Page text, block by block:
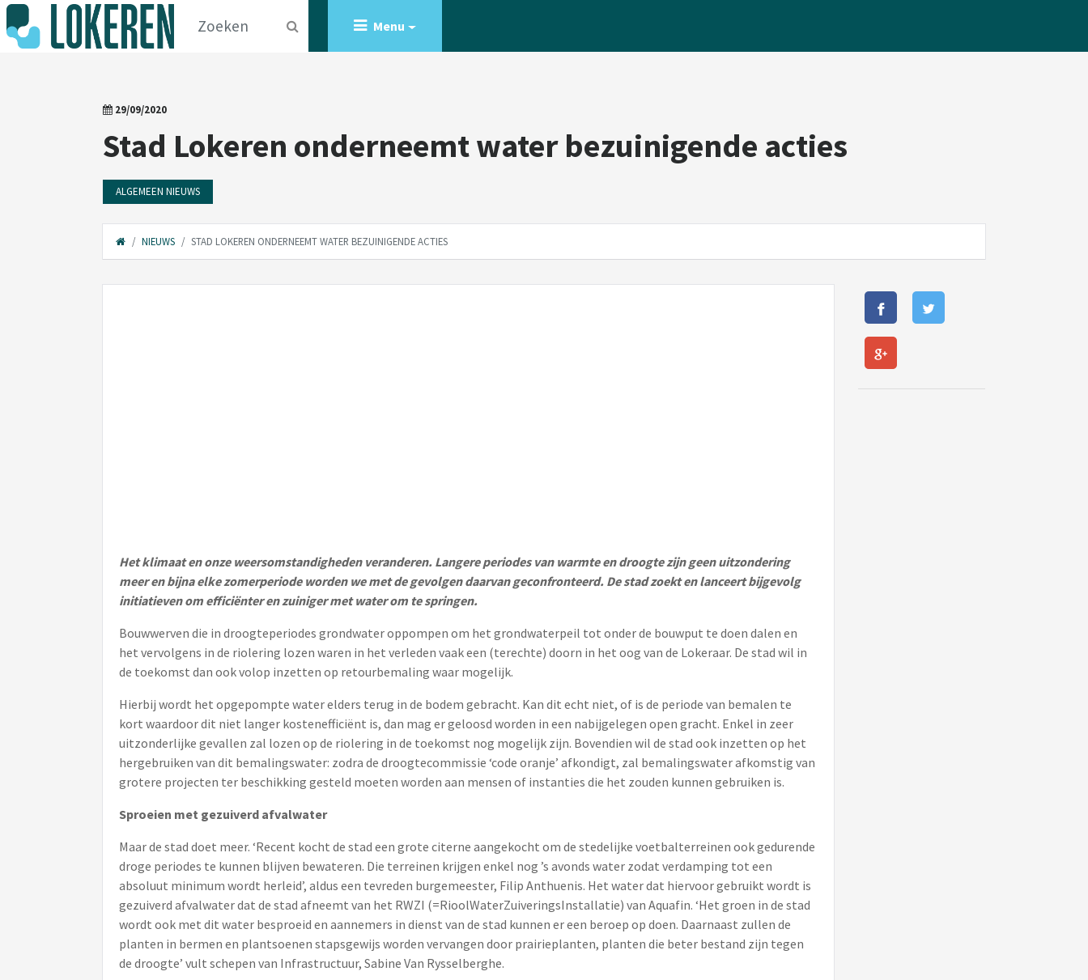
Menu
29/09/2020
Stad Lokeren onderneemt water bezuinigende acties
ALGEMEEN NIEUWS
NIEUWS STAD LOKEREN ONDERNEEMT WATER BEZUINIGENDE ACTIES
Het klimaat en onze weersomstandigheden veranderen. Langere periodes van warmte en droogte zijn geen uitzondering
meer en bijna elke zomerperiode worden we met de gevolgen daarvan geconfronteerd. De stad zoekt en lanceert bijgevolg
initiatieven om efficiënter en zuiniger met water om te springen.
Bouwwerven die in droogteperiodes grondwater oppompen om het grondwaterpeil tot onder de bouwput te doen dalen en
het vervolgens in de riolering lozen waren in het verleden vaak een (terechte) doorn in het oog van de Lokeraar. De stad wil in
de toekomst dan ook volop inzetten op retourbemaling waar mogelijk.
Hierbij wordt het opgepompte water elders terug in de bodem gebracht. Kan dit echt niet, of is de periode van bemalen te
kort waardoor dit niet langer kostenefficiënt is, dan mag er geloosd worden in een nabijgelegen open gracht. Enkel in zeer
uitzonderlijke gevallen zal lozen op de riolering in de toekomst nog mogelijk zijn. Bovendien wil de stad ook inzetten op het
hergebruiken van dit bemalingswater: zodra de droogtecommissie ‘code oranje’ afkondigt, zal bemalingswater afkomstig van
grotere projecten ter beschikking gesteld moeten worden aan mensen of instanties die het zouden kunnen gebruiken is.
Sproeien met gezuiverd afvalwater
Maar de stad doet meer. ‘Recent kocht de stad een grote citerne aangekocht om de stedelijke voetbalterreinen ook gedurende
droge periodes te kunnen blijven bewateren. Die terreinen krijgen enkel nog ’s avonds water zodat verdamping tot een
absoluut minimum wordt herleid’, aldus een tevreden burgemeester, Filip Anthuenis. Het water dat hiervoor gebruikt wordt is
gezuiverd afvalwater dat de stad afneemt van het RWZI (=RioolWaterZuiveringsInstallatie) van Aquafin. ‘Het groen in de stad
wordt ook met dit water besproeid en aannemers in dienst van de stad kunnen er een beroep op doen. Daarnaast zullen de
planten in bermen en plantsoenen stapsgewijs worden vervangen door prairieplanten, planten die beter bestand zijn tegen
de droogte’ vult schepen van Infrastructuur, Sabine Van Rysselberghe.